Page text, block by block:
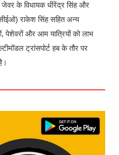
जेवर के विधायक धीरेंद्र सिंह और
राकेश सिंह सहित अन्य
पेशेवरों और आम यात्रियों को लाभ
ट्रांसपोर्ट हब के तौर पर